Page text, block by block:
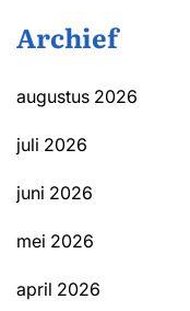
Archief
augustus 2026
juli 2026
juni 2026
mei 2026
april 2026